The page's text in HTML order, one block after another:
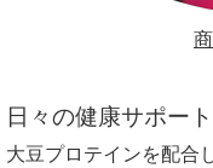
日々の健康サポー
大豆プロテインを配合